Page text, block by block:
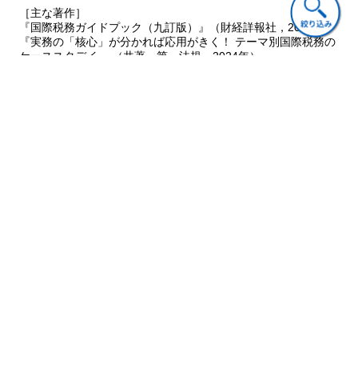
［主な著作］
『国際税務ガイドプック（九訂版）』（財経詳報社，2013年）
『実務の「核心」が分かれば応用がきく！ テーマ別国際税務の
ケーススタデイ』 （共著，第一法規，2024年）